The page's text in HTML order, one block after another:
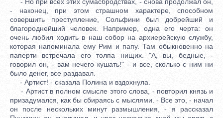
- наконец, при этом страшном характере, способном
совершить преступление, Сольфини был добрейший и
благороднейший человек. Например, одна его черта: он
очень любил ходить в наш собор на архиерейскую службу,
которая напоминала ему Рим и папу. Там обыкновенно на
паперти встречала его толпа нищих. "А, вы, бедные, -
говорил он, - вам нечего кушать!" - и все, сколько с ним ни
было денег, все раздавал.
- Артист! - сказала Полина и вздохнула.
- Артист в полном смысле этого слова, - повторил князь и
призадумался, как бы сбираясь с мыслями. - Все это, - начал
он после нескольких минут размышления, - я рассказал